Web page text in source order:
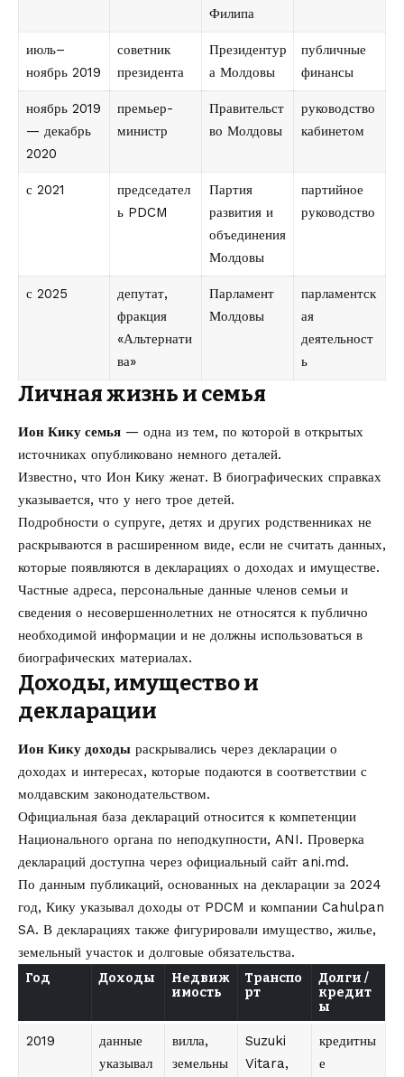
Филипа
июль–
ноябрь 2019
советник
президента
Президентур
а Молдовы
публичные
финансы
ноябрь 2019
— декабрь
2020
премьер-
министр
Правительст
во Молдовы
руководство
кабинетом
с 2021
председател
ь PDCM
Партия
развития и
объединения
Молдовы
партийное
руководство
с 2025
депутат,
фракция
«Альтернати
ва»
Парламент
Молдовы
парламентск
ая
деятельност
ь
Личная жизнь и семья
Ион Кику семья — одна из тем, по которой в открытых
источниках опубликовано немного деталей.
Известно, что Ион Кику женат. В биографических справках
указывается, что у него трое детей.
Подробности о супруге, детях и других родственниках не
раскрываются в расширенном виде, если не считать данных,
которые появляются в декларациях о доходах и имуществе.
Частные адреса, персональные данные членов семьи и
сведения о несовершеннолетних не относятся к публично
необходимой информации и не должны использоваться в
биографических материалах.
Доходы, имущество и
декларации
Ион Кику доходы раскрывались через декларации о
доходах и интересах, которые подаются в соответствии с
молдавским законодательством.
Официальная база деклараций относится к компетенции
Национального органа по неподкупности, ANI. Проверка
деклараций доступна через официальный сайт ani.md.
По данным публикаций, основанных на декларации за 2024
год, Кику указывал доходы от PDCM и компании Cahulpan
SA. В декларациях также фигурировали имущество, жилье,
земельный участок и долговые обязательства.
Год Доходы
Недвиж
имость
Транспо
рт
Долги /
кредит
ы
2019
данные
указывал
вилла,
земельны
Suzuki
Vitara,
кредитны
е